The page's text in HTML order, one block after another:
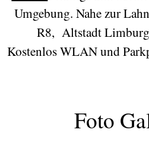
Umgebung. Nahe zur
R8, Altstadt
Kostenlos WLAN und
Foto